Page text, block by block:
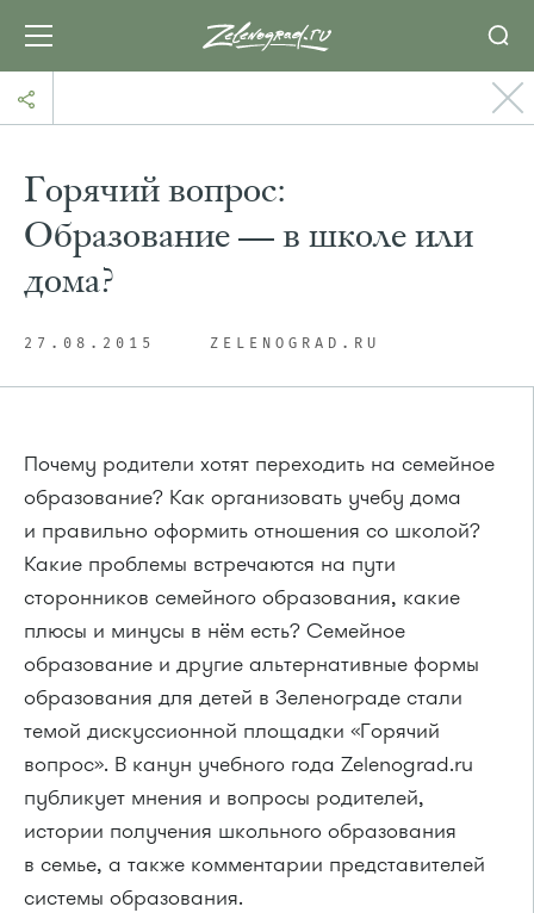
Горячий вопрос:
Образование — в школе или
дома?
27.08.2015 ZELENOGRAD.RU
Почему родители хотят переходить на семейное
образование? Как организовать учебу дома
и правильно оформить отношения со школой?
Какие проблемы встречаются на пути
сторонников семейного образования, какие
плюсы и минусы в нём есть? Семейное
образование и другие альтернативные формы
образования для детей в Зеленограде стали
темой дискуссионной площадки «Горячий
вопрос». В канун учебного года Zelenograd.ru
публикует мнения и вопросы родителей,
истории получения школьного образования
в семье, а также комментарии представителей
системы образования.